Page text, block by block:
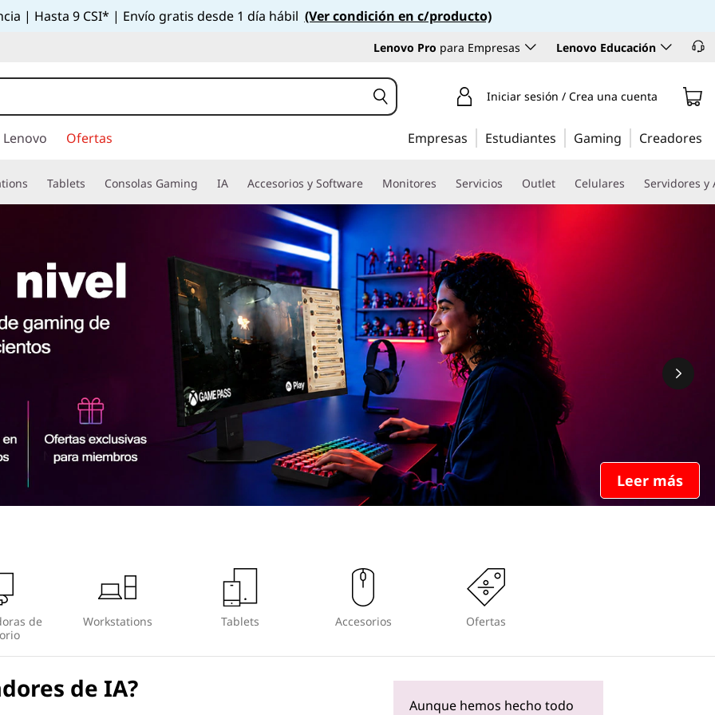
| Hasta 9 CSI* | Envío gratis desde 1 día hábil (Ver condición en c/producto)
Lenovo Pro para Empresas Lenovo Educación
Iniciar sesión / Crea una cuenta
Ofertas Empresas Estudiantes Gaming Creadores
Tablets Consolas Gaming IA Accesorios y Software Monitores Servicios Outlet Celulares Servidores y
Leer más
de
Workstations Tablets Accesorios Ofertas
de IA?
Aunque hemos hecho todo